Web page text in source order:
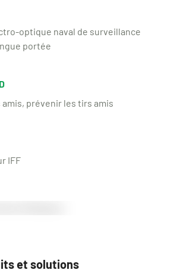
optique naval de surveillance
portée
prévenir les tirs amis
IFF
et solutions